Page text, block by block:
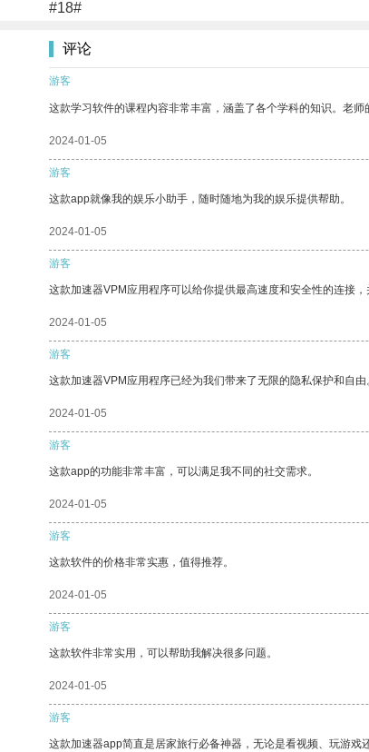
#18#
评论
游客
这款学习软件的课程内容非常丰富，涵盖了各个学科的知识。老师
2024-01-05
游客
这款app就像我的娱乐小助手，随时随地为我的娱乐提供帮助。
2024-01-05
游客
这款加速器VPM应用程序可以给你提供最高速度和安全性的连接，
2024-01-05
游客
这款加速器VPM应用程序已经为我们带来了无限的隐私保护和自由
2024-01-05
游客
这款app的功能非常丰富，可以满足我不同的社交需求。
2024-01-05
游客
这款软件的价格非常实惠，值得推荐。
2024-01-05
游客
这款软件非常实用，可以帮助我解决很多问题。
2024-01-05
游客
这款加速器app简直是居家旅行必备神器，无论是看视频、玩游戏